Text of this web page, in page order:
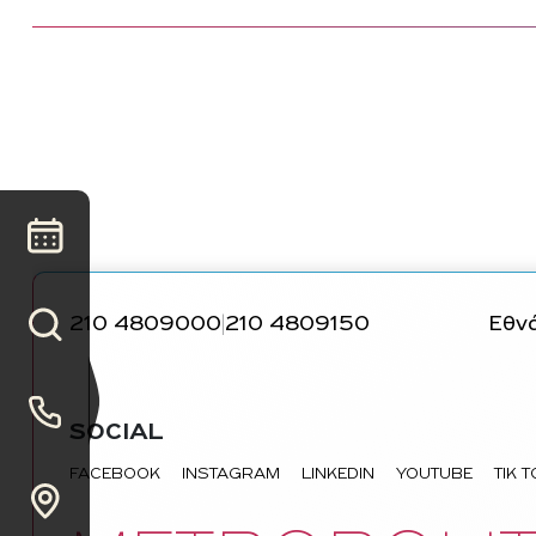
210 4809000 210 4809150
SOCIAL
FACEBOOK INSTAGRAM LINKEDIN YOUTUBE TIK